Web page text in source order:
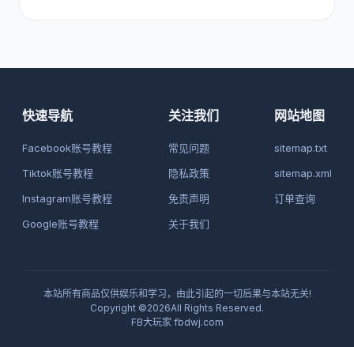
快速导航
Facebook账号教程
Tiktok账号教程
Instagram账号教程
Google账号教程
关注我们
常见问题
隐私政策
免责声明
关于我们
网站地图
sitemap.txt
sitemap.xml
订单查询
本站所有商品仅供娱乐和学习，由此引起的一切后果与本站无关!
Copyright ©2026All Rights Reserved.
FB大玩家fbdwj.com